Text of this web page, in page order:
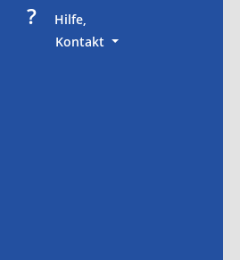
?
     Hilfe,
Kontakt